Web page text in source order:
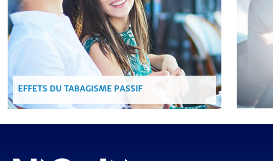
EFFETS DU TABAGISME PASSIF